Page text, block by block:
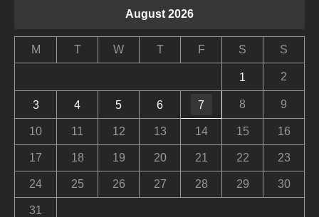
August 2026
M T W T F S S
1 2
3 4 5 6 7 8 9
10 11 12 13 14 15 16
17 18 19 20 21 22 23
24 25 26 27 28 29 30
31